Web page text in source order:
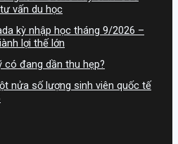
vấn du học
kỳ nhập học tháng 9/2026 –
lợi thế lớn
có đang dần thu hẹp?
nửa số lượng sinh viên quốc tế